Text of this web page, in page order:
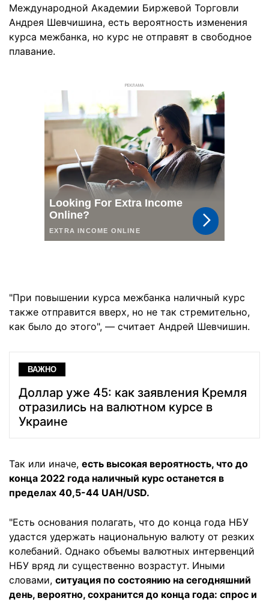
Международной Академии Биржевой Торговли
Андрея Шевчишина, есть вероятность изменения
курса межбанка, но курс не отправят в свободное
плавание.
РЕКЛАМА
"При повышении курса межбанка наличный курс
также отправится вверх, но не так стремительно,
как было до этого", — считает Андрей Шевчишин.
ВАЖНО
Доллар уже 45: как заявления Кремля
отразились на валютном курсе в
Украине
Так или иначе, есть высокая вероятность, что до
конца 2022 года наличный курс останется в
пределах 40,5-44 UAH/USD.
"Есть основания полагать, что до конца года НБУ
удастся удержать национальную валюту от резких
колебаний. Однако объемы валютных интервенций
НБУ вряд ли существенно возрастут. Иными
словами, ситуация по состоянию на сегодняшний
день, вероятно, сохранится до конца года: спрос и